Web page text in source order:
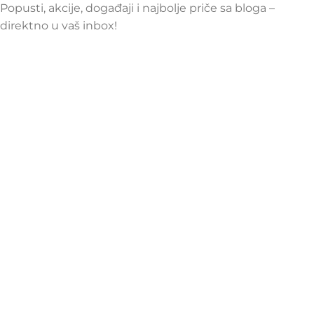
Popusti, akcije, događaji i najbolje priče sa bloga –
direktno u vaš inbox!